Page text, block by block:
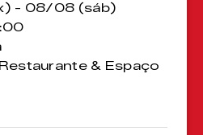
- 08/08 (sáb)
& Espaço